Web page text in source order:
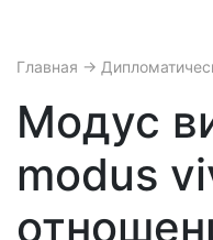
Главная →
Модус
modus